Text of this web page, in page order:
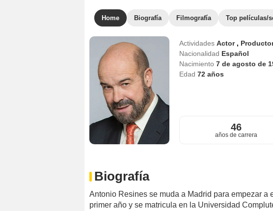
Home Biografía Filmografía Top películas/
Actividades Actor ,
Nacionalidad Español
Nacimiento 7 de agosto de
Edad 72años
46
años de carrera
Biografía
Antonio Resines se muda a Madrid para empezar a
primer año y se matricula en la Universidad